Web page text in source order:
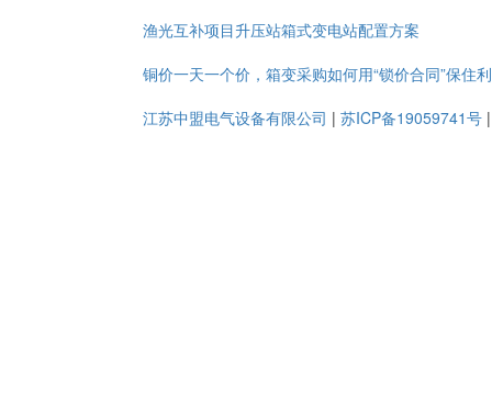
渔光互补项目升压站箱式变电站配置方案
铜价一天一个价，箱变采购如何用“锁价合同”保住
江苏中盟电气设备有限公司 | 苏ICP备19059741号